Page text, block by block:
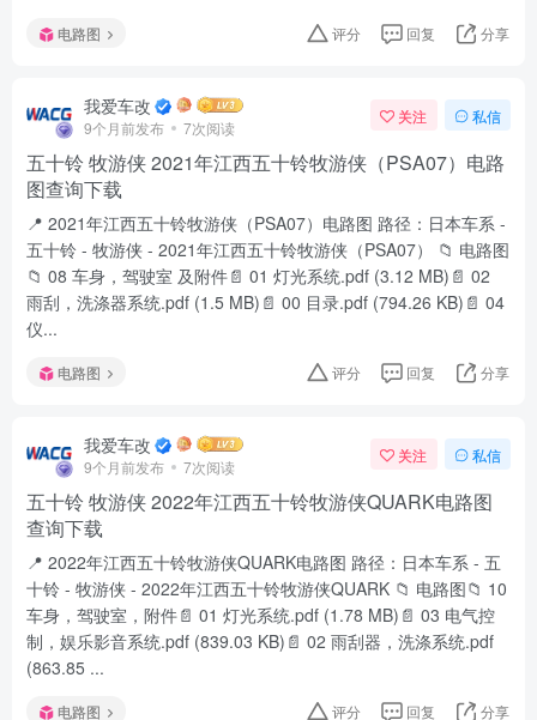
电路图 评分 回复 分享
我爱车改
9个月前发布 7次阅读
关注 私信
五十铃 牧游侠 2021年江西五十铃牧游侠（PSA07）电路
图查询下载
📍 2021年江西五十铃牧游侠（PSA07）电路图 路径：日本车系 -
五十铃 - 牧游侠 - 2021年江西五十铃牧游侠（PSA07） 📁 电路图
📁 08 车身，驾驶室 及附件📄 01 灯光系统.pdf (3.12 MB)📄 02
雨刮，洗涤器系统.pdf (1.5 MB)📄 00 目录.pdf (794.26 KB)📄 04
仪...
电路图 评分 回复 分享
我爱车改
9个月前发布 7次阅读
关注 私信
五十铃 牧游侠 2022年江西五十铃牧游侠QUARK电路图
查询下载
📍 2022年江西五十铃牧游侠QUARK电路图 路径：日本车系 - 五
十铃 - 牧游侠 - 2022年江西五十铃牧游侠QUARK 📁 电路图📁 10
车身，驾驶室，附件📄 01 灯光系统.pdf (1.78 MB)📄 03 电气控
制，娱乐影音系统.pdf (839.03 KB)📄 02 雨刮器，洗涤系统.pdf
(863.85 ...
电路图 评分 回复 分享